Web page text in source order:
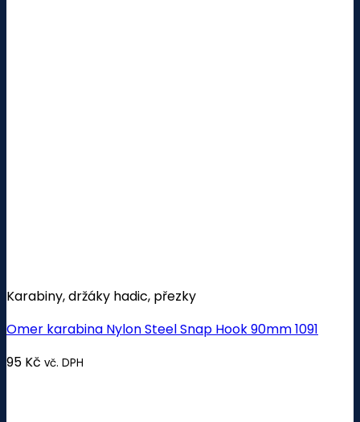
Karabiny, držáky hadic, přezky
Omer karabina Nylon Steel Snap Hook 90mm 1091
95 Kč vč. DPH